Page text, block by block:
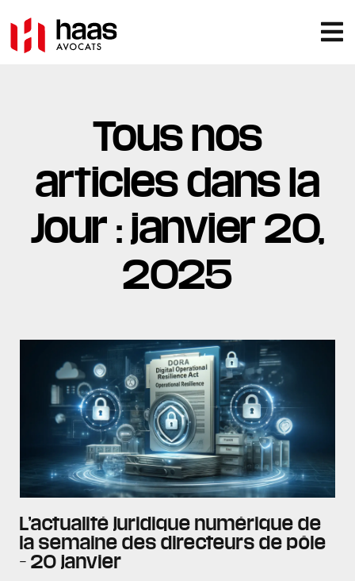
Tous nos
articles dans la
Jour : janvier 20,
2025
L’actualité juridique numérique de
la semaine des directeurs de pôle
– 20 janvier